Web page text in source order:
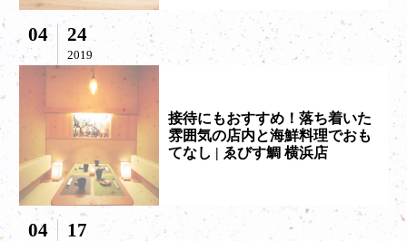
04 24
2019
接待にもおすすめ！落ち着いた
雰囲気の店内と海鮮料理でおも
てなし | ゑびす鯛 横浜店
04 17